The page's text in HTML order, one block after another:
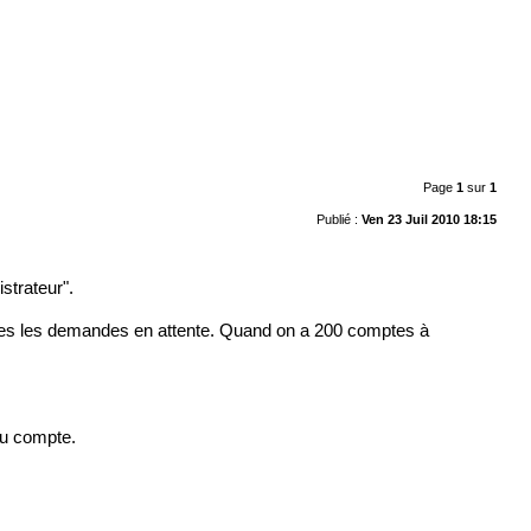
Page 1sur 1
Publié : Ven 23 Juil 2010 18:15
les demandes en attente. Quand on a 200 comptes à
compte.